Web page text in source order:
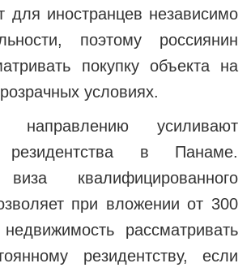
для иностранцев независимо
поэтому россиянин
покупку объекта на
условиях.
усиливают
резидентства в Панаме.
квалифицированного
при вложении от 300
рассматривать
резидентству, если